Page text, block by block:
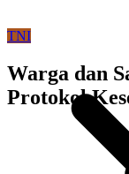
TNI
Warga dan
Protokol